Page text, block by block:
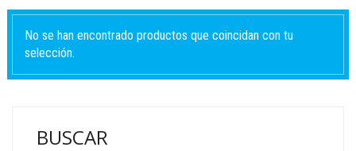
No se han encontrado productos que coincidan con tu
selección.
BUSCAR